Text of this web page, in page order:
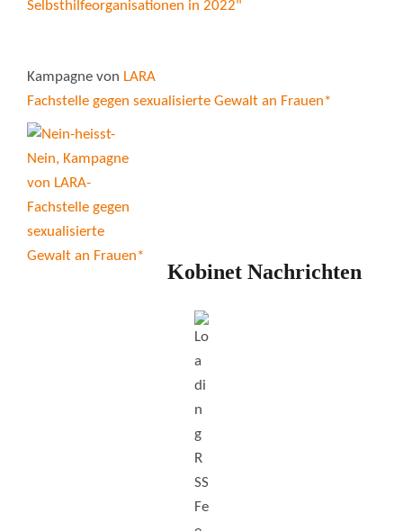
Kampagne von LARA
Fachstelle gegen sexualisierte Gewalt an Frauen*
Kobinet Nachrichten